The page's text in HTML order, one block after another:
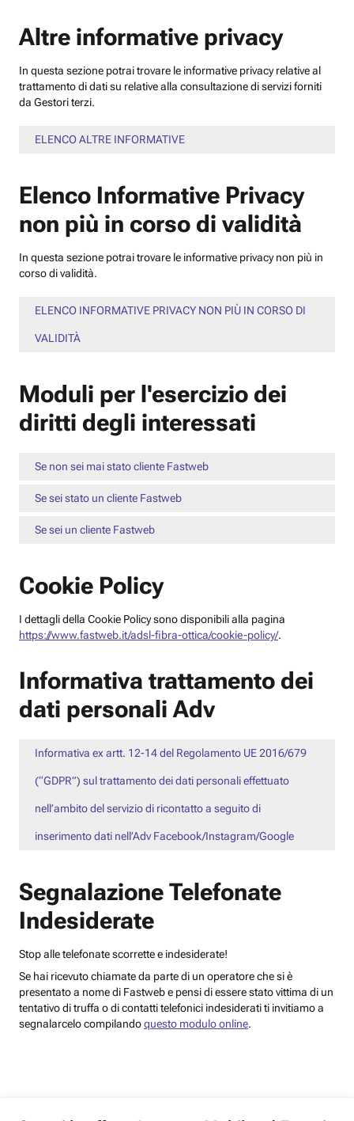
Altre informative privacy
In questa sezione potrai trovare le informative privacy relative al
trattamento di dati su relative alla consultazione di servizi forniti
da Gestori terzi.
ELENCO ALTRE INFORMATIVE
Elenco Informative Privacy
non più in corso di validità
In questa sezione potrai trovare le informative privacy non più in
corso di validità.
ELENCO INFORMATIVE PRIVACY NON PIÙ IN CORSO DI
VALIDITÀ
Moduli per l'esercizio dei
diritti degli interessati
Se non sei mai stato cliente Fastweb
Se sei stato un cliente Fastweb
Se sei un cliente Fastweb
Cookie Policy
I dettagli della Cookie Policy sono disponibili alla pagina
https://www.fastweb.it/adsl-fibra-ottica/cookie-policy/.
Informativa trattamento dei
dati personali Adv
Informativa ex artt. 12-14 del Regolamento UE 2016/679
(“GDPR”) sul trattamento dei dati personali effettuato
nell’ambito del servizio di ricontatto a seguito di
inserimento dati nell’Adv Facebook/Instagram/Google
Segnalazione Telefonate
Indesiderate
Stop alle telefonate scorrette e indesiderate!
Se hai ricevuto chiamate da parte di un operatore che si è
presentato a nome di Fastweb e pensi di essere stato vittima di un
tentativo di truffa o di contatti telefonici indesiderati ti invitiamo a
segnalarcelo compilandoquesto modulo online.